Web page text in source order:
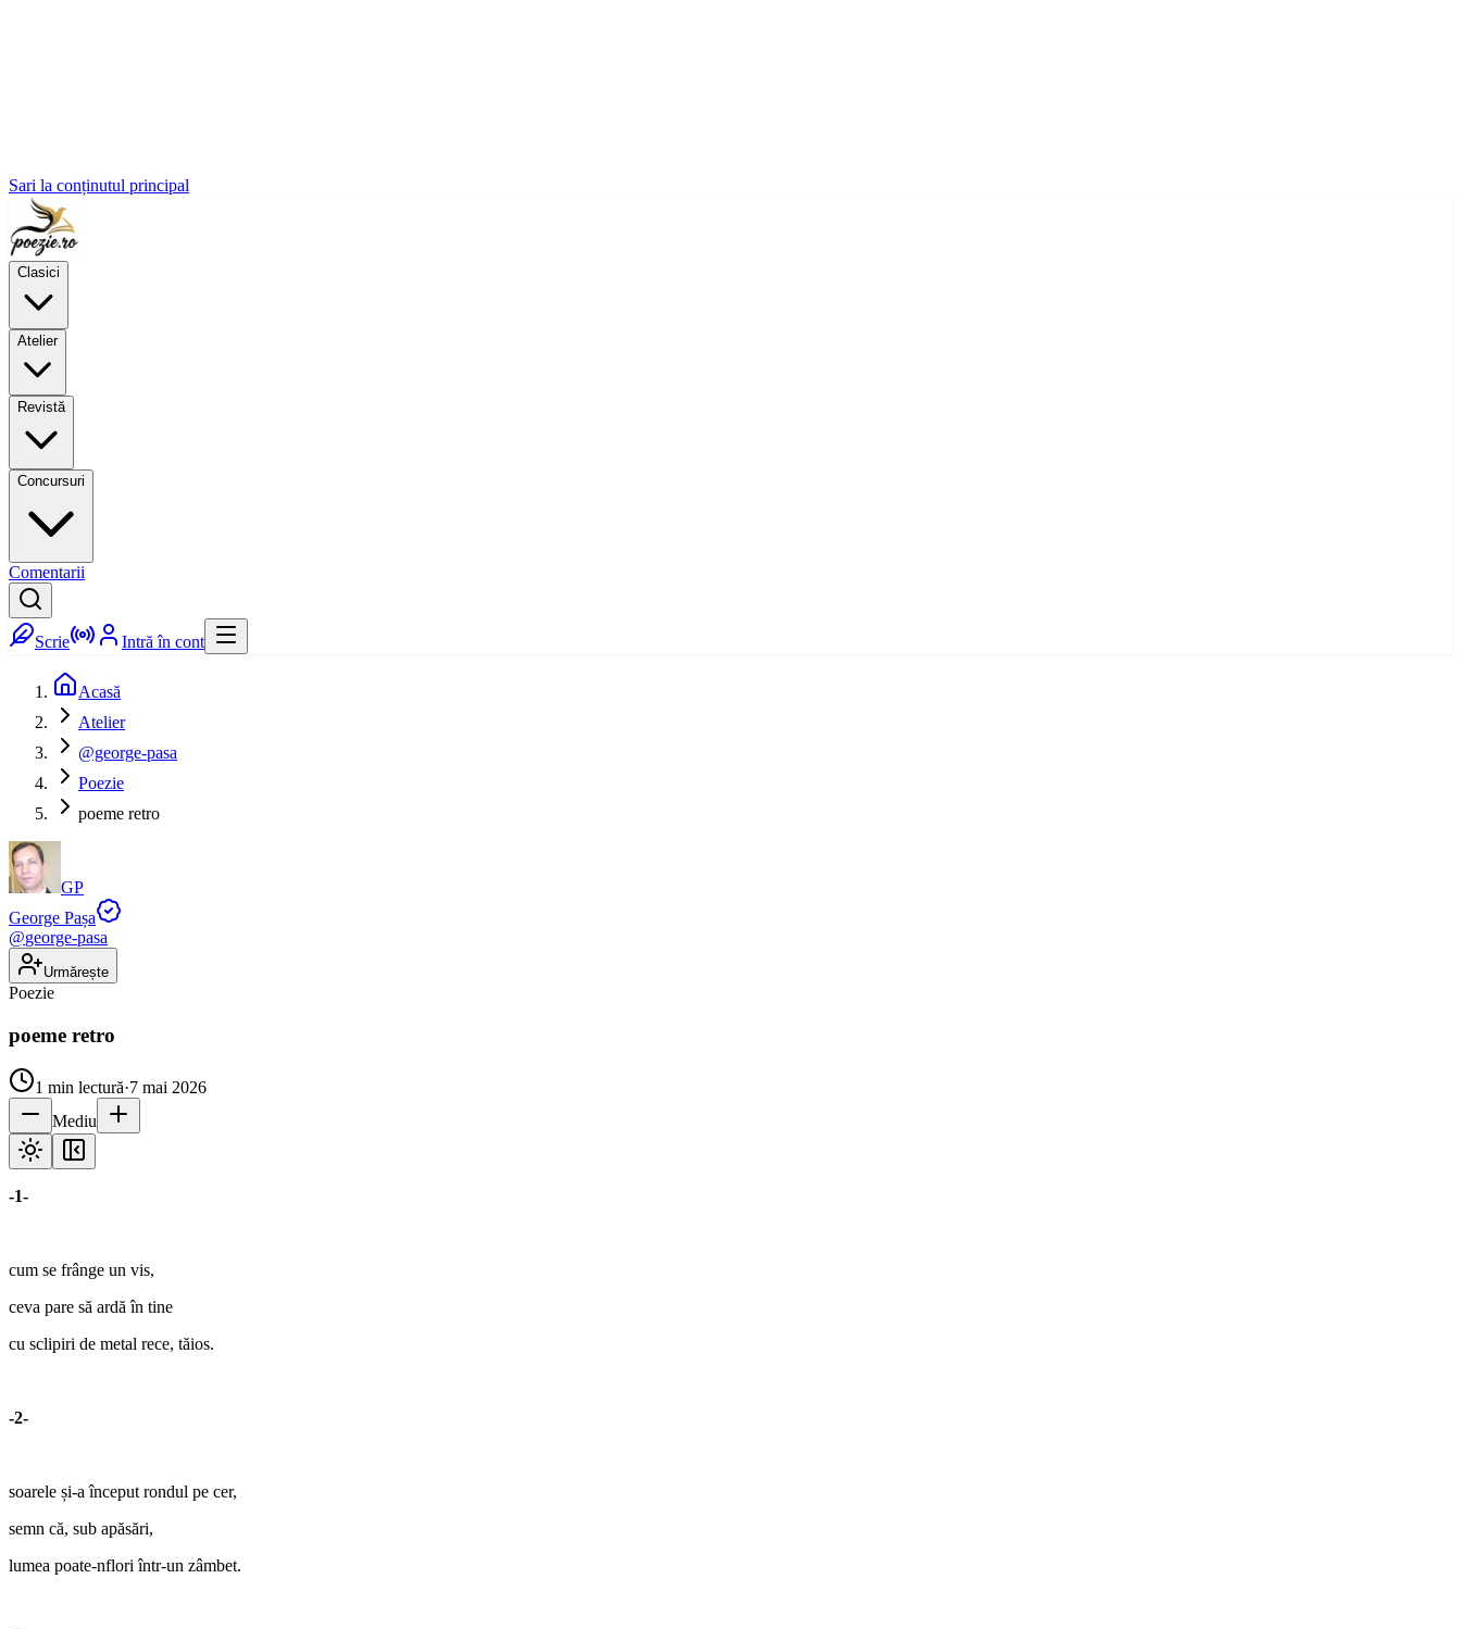
Sari la conținutul principal
Clasici
Atelier
Revistă
Concursuri
Comentarii
Scrie Intră în cont
Acasă
Atelier
@george-pasa
Poezie
poeme retro
GP
George Pașa
@george-pasa
Urmărește
Poezie
poeme retro
1 min lectură·7 mai 2026
Mediu
-1-
cum se frânge un vis,
ceva pare să ardă în tine
cu sclipiri de metal rece, tăios.
-2-
soarele și-a început rondul pe cer,
semn că, sub apăsări,
lumea poate-nflori într-un zâmbet.